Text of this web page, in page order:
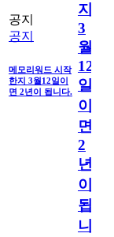
공지
공지
메모리워드 시작
한지 3월12일이
면 2년이 됩니다.
지
3
월
12
일
이
면
2
년
이
됩
니